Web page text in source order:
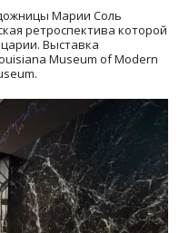
Марии Соль
ретроспектива которой
Выставка
Museum of Modern